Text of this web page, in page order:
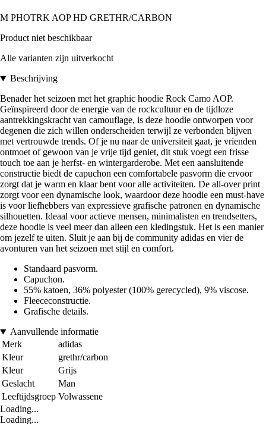
M PHOTRK AOP HD GRETHR/CARBON
Product niet beschikbaar
Alle varianten zijn uitverkocht
Beschrijving
Benader het seizoen met het graphic hoodie Rock Camo AOP.
Geïnspireerd door de energie van de rockcultuur en de tijdloze
aantrekkingskracht van camouflage, is deze hoodie ontworpen voor
degenen die zich willen onderscheiden terwijl ze verbonden blijven
met vertrouwde trends. Of je nu naar de universiteit gaat, je vrienden
ontmoet of gewoon van je vrije tijd geniet, dit stuk voegt een frisse
touch toe aan je herfst- en wintergarderobe. Met een aansluitende
constructie biedt de capuchon een comfortabele pasvorm die ervoor
zorgt dat je warm en klaar bent voor alle activiteiten. De all-over print
zorgt voor een dynamische look, waardoor deze hoodie een must-have
is voor liefhebbers van expressieve grafische patronen en dynamische
silhouetten. Ideaal voor actieve mensen, minimalisten en trendsetters,
deze hoodie is veel meer dan alleen een kledingstuk. Het is een manier
om jezelf te uiten. Sluit je aan bij de community adidas en vier de
avonturen van het seizoen met stijl en comfort.
Standaard pasvorm.
Capuchon.
55% katoen, 36% polyester (100% gerecycled), 9% viscose.
Fleececonstructie.
Grafische details.
Aanvullende informatie
Merk
adidas
Kleur
grethr/carbon
Kleur
Grijs
Geslacht
Man
Leeftijdsgroep Volwassene
Loading...
Loading...